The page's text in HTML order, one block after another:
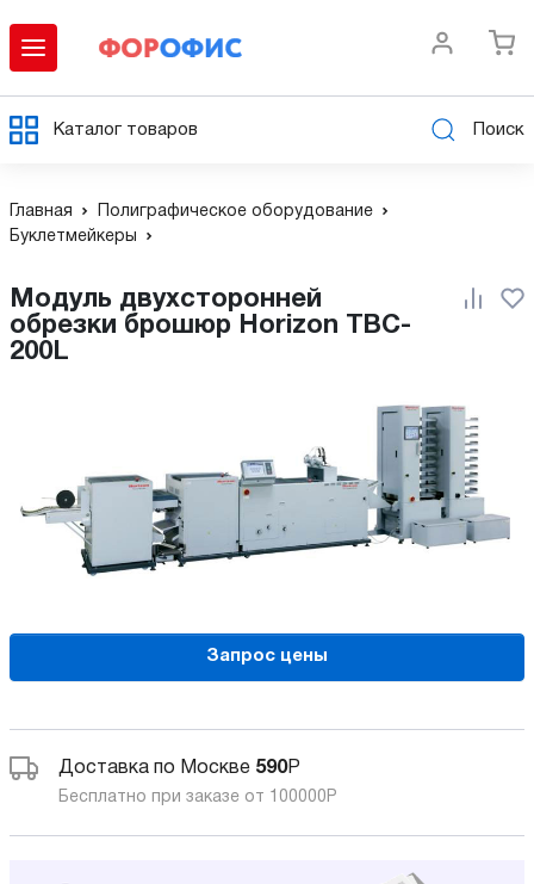
Каталог товаров Поиск
Главная
Полиграфическое оборудование
Буклетмейкеры
Модуль двухсторонней
обрезки брошюр Horizon TBC-
200L
Запрос цены
Доставка по Москве 590Р
Бесплатно при заказе от 100000 Р